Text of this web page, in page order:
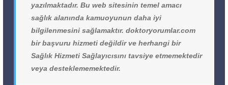
yazılmaktadır. Bu web sitesinin temel amacı
sağlık alanında kamuoyunun daha iyi
bilgilenmesini sağlamaktır. doktoryorumlar.com
bir başvuru hizmeti değildir ve herhangi bir
Sağlık Hizmeti Sağlayıcısını tavsiye etmemektedir
veya desteklememektedir.